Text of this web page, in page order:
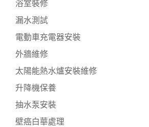
浴室裝修
漏水測試
電動車充電器安裝
外牆維修
太陽能熱水爐安裝維修
升降機保養
抽水泵安裝
壁癌白華處理